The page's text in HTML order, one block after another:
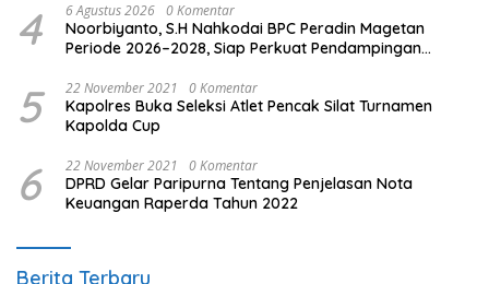
4 6 Agustus 2026 0 Komentar
Noorbiyanto, S.H Nahkodai BPC Peradin Magetan
Periode 2026–2028, Siap Perkuat Pendampingan
5 22 November 2021 0 Komentar
Kapolres Buka Seleksi Atlet Pencak Silat Turnamen
Kapolda Cup
6 22 November 2021 0 Komentar
DPRD Gelar Paripurna Tentang Penjelasan Nota
Keuangan Raperda Tahun 2022
Berita Terbaru